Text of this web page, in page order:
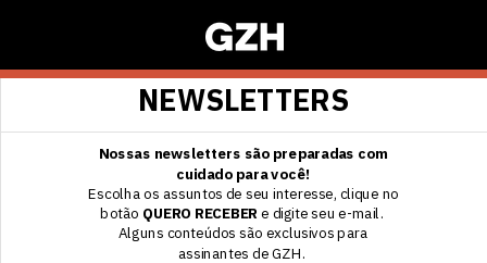
NEWSLETTERS
Nossas newsletters são preparadas com
cuidado para você!
Escolha os assuntos de seu interesse, clique no
botão QUERO RECEBER e digite seu e-mail.
Alguns conteúdos são exclusivos para
assinantes de GZH.